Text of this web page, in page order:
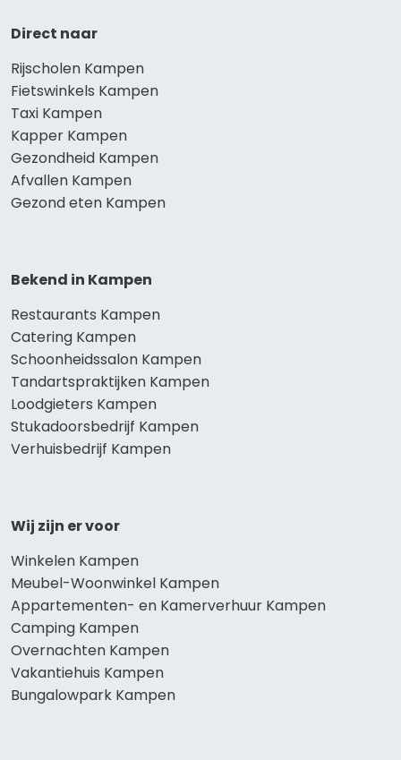
Direct naar
Rijscholen Kampen
Fietswinkels Kampen
Taxi Kampen
Kapper Kampen
Gezondheid Kampen
Afvallen Kampen
Gezond eten Kampen
Bekend in Kampen
Restaurants Kampen
Catering Kampen
Schoonheidssalon Kampen
Tandartspraktijken Kampen
Loodgieters Kampen
Stukadoorsbedrijf Kampen
Verhuisbedrijf Kampen
Wij zijn er voor
Winkelen Kampen
Meubel-Woonwinkel Kampen
Appartementen- en Kamerverhuur Kampen
Camping Kampen
Overnachten Kampen
Vakantiehuis Kampen
Bungalowpark Kampen